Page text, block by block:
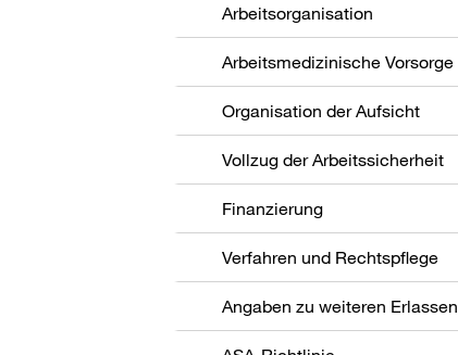
Arbeitsorganisation
Arbeitsmedizinische Vorsorge
Organisation der Aufsicht
Vollzug der Arbeitssicherheit
Finanzierung
Verfahren und Rechtspflege
Angaben zu weiteren Erlassen